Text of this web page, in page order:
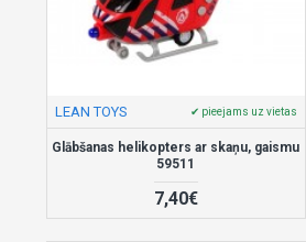
LEAN TOYS ✔ pieejams uz vietas
Glābšanas helikopters ar skaņu, gaismu
59511
7,40€